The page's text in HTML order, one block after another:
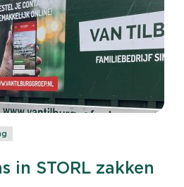
in STORL zakken